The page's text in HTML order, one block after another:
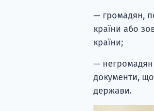
— громадян,
країни або
країни;
—
документи, що
держави.